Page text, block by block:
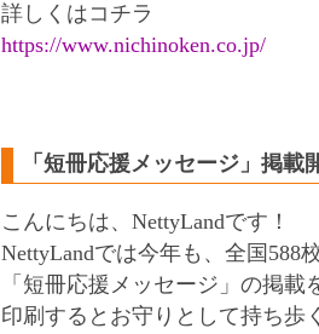
詳しくはコチラ
https://www.nichinoken.co.jp/
「短冊応援メッセージ」掲載
こんにちは、NettyLandです！
NettyLandでは今年も、全国588
「短冊応援メッセージ」の掲載
印刷するとお守りとして持ち歩